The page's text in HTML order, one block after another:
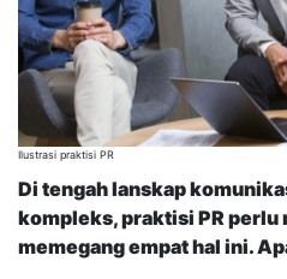
Ilustrasi praktisi PR
Di tengah lanskap
kompleks, praktisi PR perlu
memegang empat hal ini.